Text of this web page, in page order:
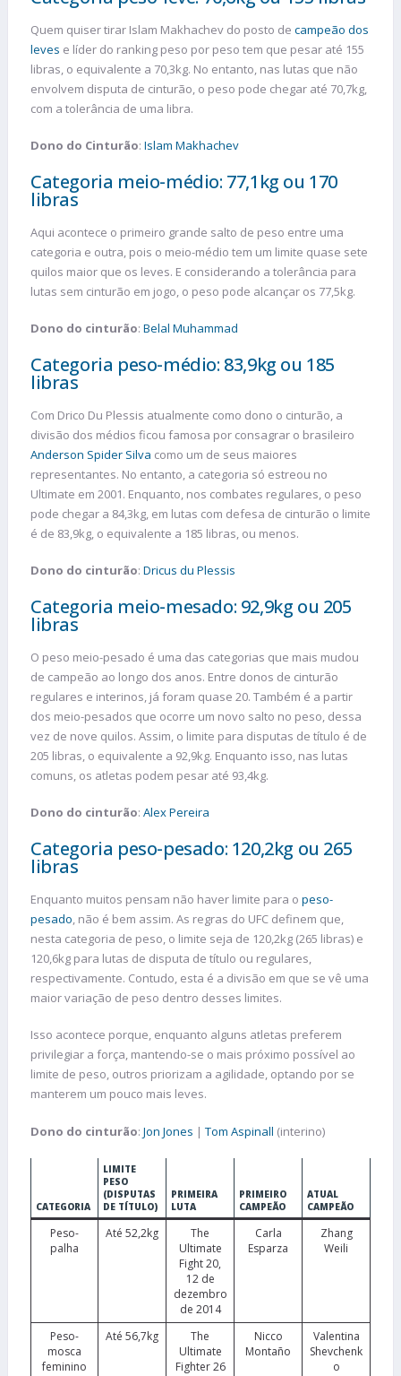
Quem quiser tirar Islam Makhachev do posto de campeão dos
leves e líder do ranking peso por peso tem que pesar até 155
libras, o equivalente a 70,3kg. No entanto, nas lutas que não
envolvem disputa de cinturão, o peso pode chegar até 70,7kg,
com a tolerância de uma libra.
Dono do Cinturão: Islam Makhachev
Categoria meio-médio: 77,1kg ou 170
libras
Aqui acontece o primeiro grande salto de peso entre uma
categoria e outra, pois o meio-médio tem um limite quase sete
quilos maior que os leves. E considerando a tolerância para
lutas sem cinturão em jogo, o peso pode alcançar os 77,5kg.
Dono do cinturão: Belal Muhammad
Categoria peso-médio: 83,9kg ou 185
libras
Com Drico Du Plessis atualmente como dono o cinturão, a
divisão dos médios ficou famosa por consagrar o brasileiro
Anderson Spider Silva como um de seus maiores
representantes. No entanto, a categoria só estreou no
Ultimate em 2001. Enquanto, nos combates regulares, o peso
pode chegar a 84,3kg, em lutas com defesa de cinturão o limite
é de 83,9kg, o equivalente a 185 libras, ou menos.
Dono do cinturão: Dricus du Plessis
Categoria meio-mesado: 92,9kg ou 205
libras
O peso meio-pesado é uma das categorias que mais mudou
de campeão ao longo dos anos. Entre donos de cinturão
regulares e interinos, já foram quase 20. Também é a partir
dos meio-pesados que ocorre um novo salto no peso, dessa
vez de nove quilos. Assim, o limite para disputas de título é de
205 libras, o equivalente a 92,9kg. Enquanto isso, nas lutas
comuns, os atletas podem pesar até 93,4kg.
Dono do cinturão: Alex Pereira
Categoria peso-pesado: 120,2kg ou 265
libras
Enquanto muitos pensam não haver limite para o peso-
pesado, não é bem assim. As regras do UFC definem que,
nesta categoria de peso, o limite seja de 120,2kg (265 libras) e
120,6kg para lutas de disputa de título ou regulares,
respectivamente. Contudo, esta é a divisão em que se vê uma
maior variação de peso dentro desses limites.
Isso acontece porque, enquanto alguns atletas preferem
privilegiar a força, mantendo-se o mais próximo possível ao
limite de peso, outros priorizam a agilidade, optando por se
manterem um pouco mais leves.
Dono do cinturão: Jon Jones | Tom Aspinall (interino)
CATEGORIA
LIMITE
PESO
(DISPUTAS
DE TÍTULO)
PRIMEIRA
LUTA
PRIMEIRO
CAMPEÃO
ATUAL
CAMPEÃO
Peso-
palha
Até 52,2kg
The
Ultimate
Fight 20,
12 de
dezembro
de 2014
Carla
Esparza
Zhang
Weili
Peso-
mosca
feminino
Até 56,7kg
The
Ultimate
Fighter 26
Nicco
Montaño
Valentina
Shevchenk
o